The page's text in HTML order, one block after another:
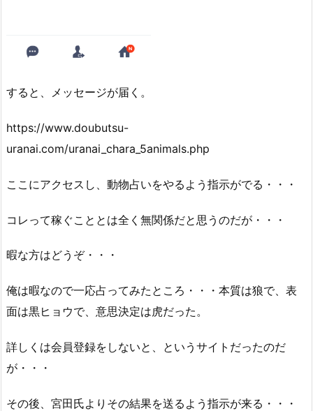
すると、メッセージが届く。
https://www.doubutsu-
uranai.com/uranai_chara_5animals.php
ここにアクセスし、動物占いをやるよう指示がでる・・・
コレって稼ぐこととは全く無関係だと思うのだが・・・
暇な方はどうぞ・・・
俺は暇なので一応占ってみたところ・・・本質は狼で、表
面は黒ヒョウで、意思決定は虎だった。
詳しくは会員登録をしないと、というサイトだったのだ
が・・・
その後、宮田氏よりその結果を送るよう指示が来る・・・